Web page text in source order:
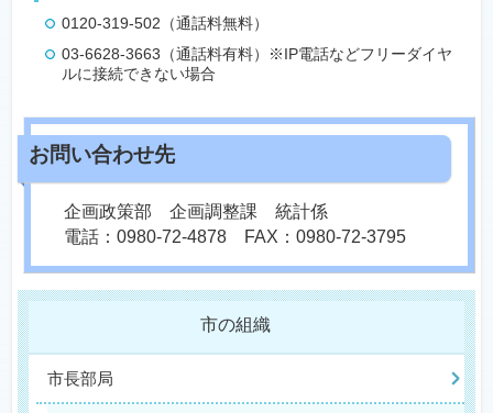
0120-319-502（通話料無料）
03-6628-3663（通話料有料）※IP電話などフリーダイヤ
ルに接続できない場合
企画政策部 企画調整課 統計係
電話：0980-72-4878 FAX：0980-72-3795
市の組織
市長部局